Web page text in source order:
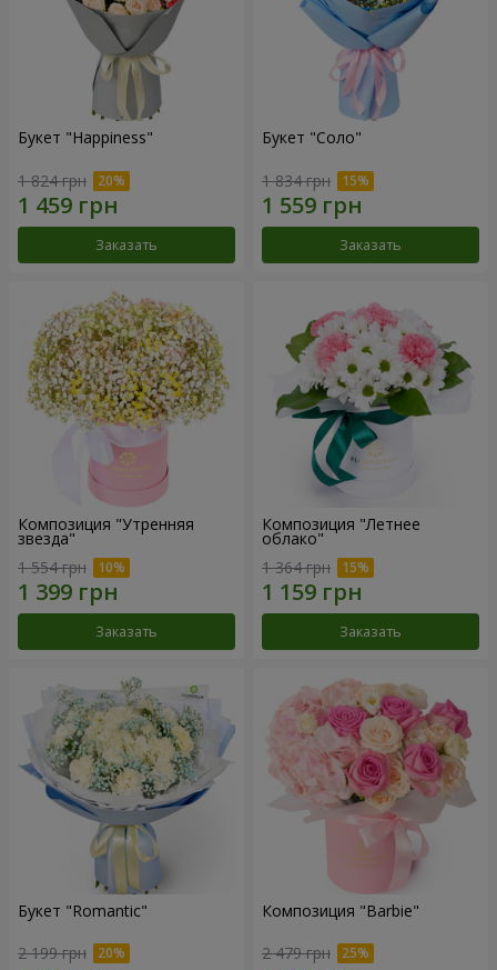
Букет "Happiness"
1 824 грн
Заказать
Букет "Соло"
1 834 грн
Заказать
Композиция "Утренняя
звезда"
1 554 грн
Заказать
Композиция "Летнее
облако"
1 364 грн
Заказать
Букет "Romantic"
2 199 грн
Композиция "Barbie"
2 479 грн